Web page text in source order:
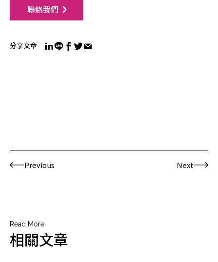
聯絡我們
分享文章
Previous Next
Read More
相關文章